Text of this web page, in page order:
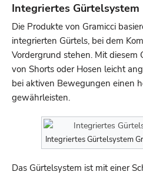
Integriertes Gürtelsystem
Die Produkte von Gramicci
integrierten Gürtels, bei dem
Vordergrund stehen. Mit diesem
von Shorts oder Hosen leicht
bei aktiven Bewegungen einen
gewährleisten.
Integriertes Gürtelsystem
Das Gürtelsystem ist mit einer